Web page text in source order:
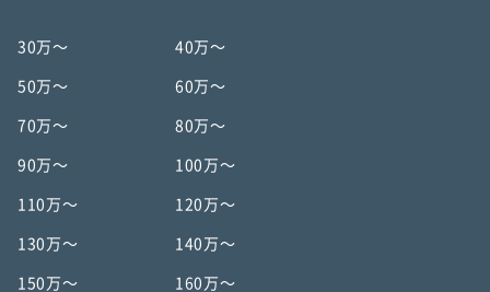
30万〜 40万〜
50万〜 60万〜
70万〜 80万〜
90万〜 100万〜
110万〜 120万〜
130万〜 140万〜
150万〜 160万〜